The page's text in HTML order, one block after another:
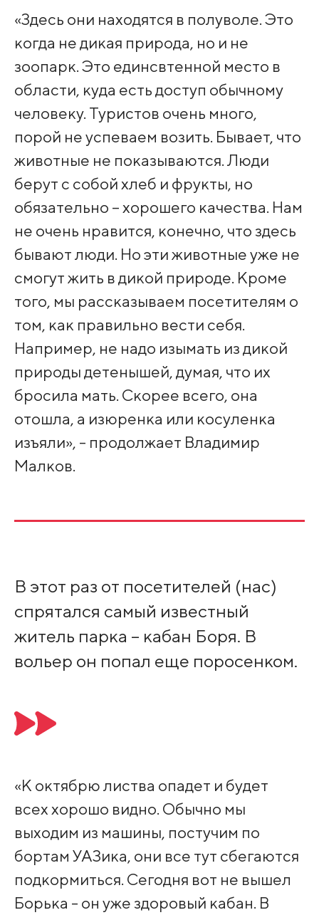
«Здесь они находятся в полуволе. Это
когда не дикая природа, но и не
зоопарк. Это единсвтенной место в
области, куда есть доступ обычному
человеку. Туристов очень много,
порой не успеваем возить. Бывает, что
животные не показываются. Люди
берут с собой хлеб и фрукты, но
обязательно – хорошего качества. Нам
не очень нравится, конечно, что здесь
бывают люди. Но эти животные уже не
смогут жить в дикой природе. Кроме
того, мы рассказываем посетителям о
том, как правильно вести себя.
Например, не надо изымать из дикой
природы детенышей, думая, что их
бросила мать. Скорее всего, она
отошла, а изюренка или косуленка
изъяли», - продолжает Владимир
Малков.
В этот раз от посетителей (нас)
спрятался самый известный
житель парка – кабан Боря. В
вольер он попал еще поросенком.
«К октябрю листва опадет и будет
всех хорошо видно. Обычно мы
выходим из машины, постучим по
бортам УАЗика, они все тут сбегаются
подкормиться. Сегодня вот не вышел
Борька - он уже здоровый кабан. В